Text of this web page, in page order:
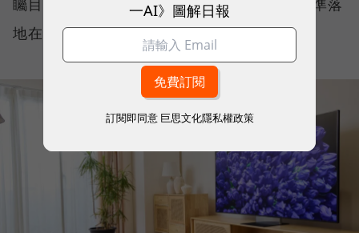
矚目，確保 AI 算出的極致色彩與對比，能精準落
地在觀眾眼前。
一AI》圖解日報
訂閱即同意 巨思文化隱私權政策